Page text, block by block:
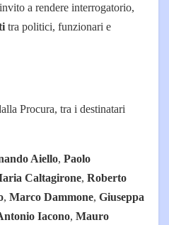
a rendere interrogatorio,
tra politici, funzionari e
Procura, tra i destinatari
Aiello, Paolo
Caltagirone, Roberto
, Marco Dammone, Giuseppa
Iacono, Mauro